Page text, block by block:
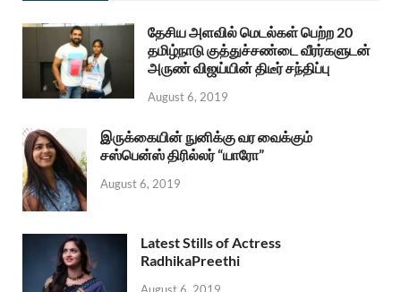
தேசிய அளவில் மெடல்கள் பெற்ற 20
தமிழ்நாடு குத்துச்சண்டை வீரர்களுடன்
அருண் விஜய்யின் திடீர் சந்திப்பு
August 6, 2019
இருக்கையின் நுனிக்கு வர வைக்கும்
சஸ்பென்ஸ் திரில்லர் “யாரோ”
August 6, 2019
Latest Stills of Actress
RadhikaPreethi